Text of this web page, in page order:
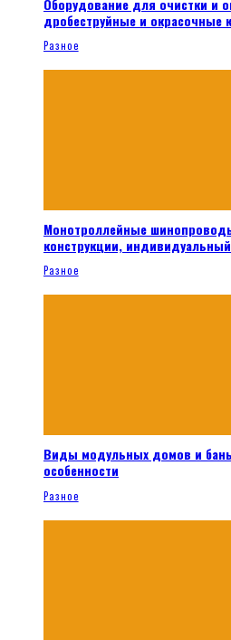
дробеструйные и окрасочные
Разное
Монотроллейные
конструкции,
Разное
Виды модульных домов и
особенности
Разное